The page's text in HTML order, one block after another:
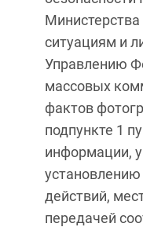
ситуациям и
Управлению
массовых
фактов
подпункте 1
информации,
действий,
передачей